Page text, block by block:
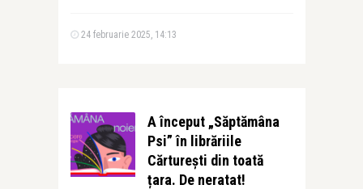
24 februarie 2025, 14:13
A început „Săptămâna
Psi” în librăriile
Cărturești din toată
țara. De neratat!